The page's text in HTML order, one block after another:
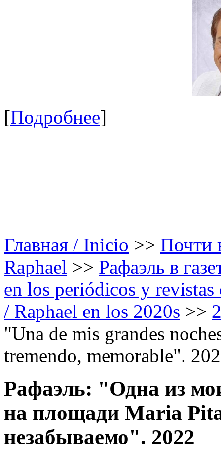
[Подробнее]
Главная / Inicio >> Почти
Raphael >> Рафаэль в
en los periódicos y
/ Raphael en los 2020s >>
"Una de mis grandes
tremendo, memorable".
Рафаэль: "Одна из
на площади Maria
незабываемо". 2022